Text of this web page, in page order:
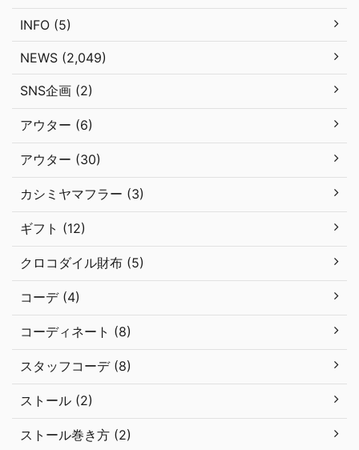
INFO (5)
NEWS (2,049)
SNS企画 (2)
アウター (6)
アウター (30)
カシミヤマフラー (3)
ギフト (12)
クロコダイル財布 (5)
コーデ (4)
コーディネート (8)
スタッフコーデ (8)
ストール (2)
ストール巻き方 (2)